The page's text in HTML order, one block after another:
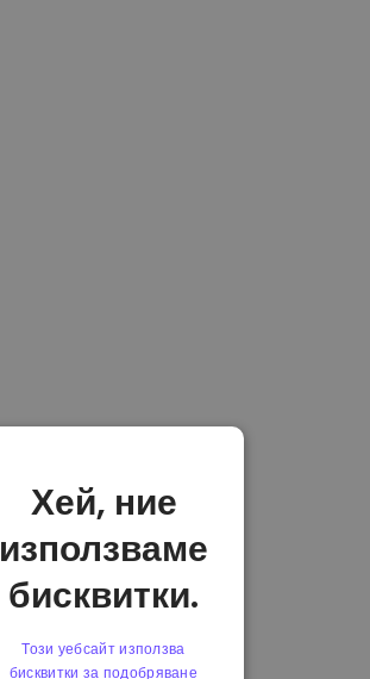
Хей, ние
използваме
бисквитки.
Този уебсайт използва
бисквитки за подобряване